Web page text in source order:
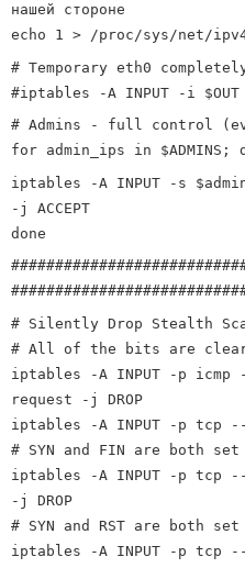
нашей стороне
echo 1 > /proc/sys/net/
# Temporary eth0
#iptables -A INPUT -i $OUT
# Admins - full control
for admin_ips in $ADMINS;
iptables -A INPUT -s
-j ACCEPT
done
# Silently Drop Stealth
# All of the bits are
iptables -A INPUT -p icmp
request -j DROP
iptables -A INPUT -p tcp --
# SYN and FIN are both set
iptables -A INPUT -p tcp --
-j DROP
# SYN and RST are both set
iptables -A INPUT -p tcp --